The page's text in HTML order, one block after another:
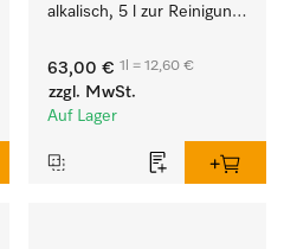
alkalisch, 5 l zur Reinigung
farbechter Buntwäsche.
63,00 € 1l = 12,60 €
zzgl. MwSt.
Auf Lager